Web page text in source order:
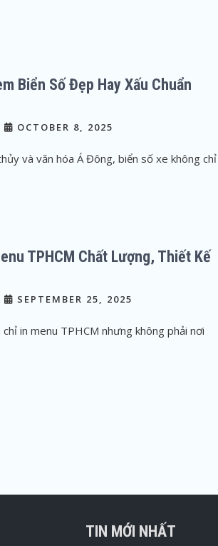
Biển Số Đẹp Hay Xấu Chuẩn
OCTOBER 8, 2025
và văn hóa Á Đông, biển số xe không chỉ
TPHCM Chất Lượng, Thiết Kế
SEPTEMBER 25, 2025
in menu TPHCM nhưng không phải nơi
TIN MỚI NHẤT